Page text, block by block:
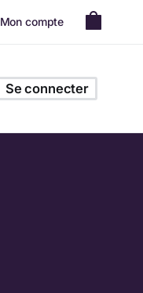
Mon compte
Se connecter